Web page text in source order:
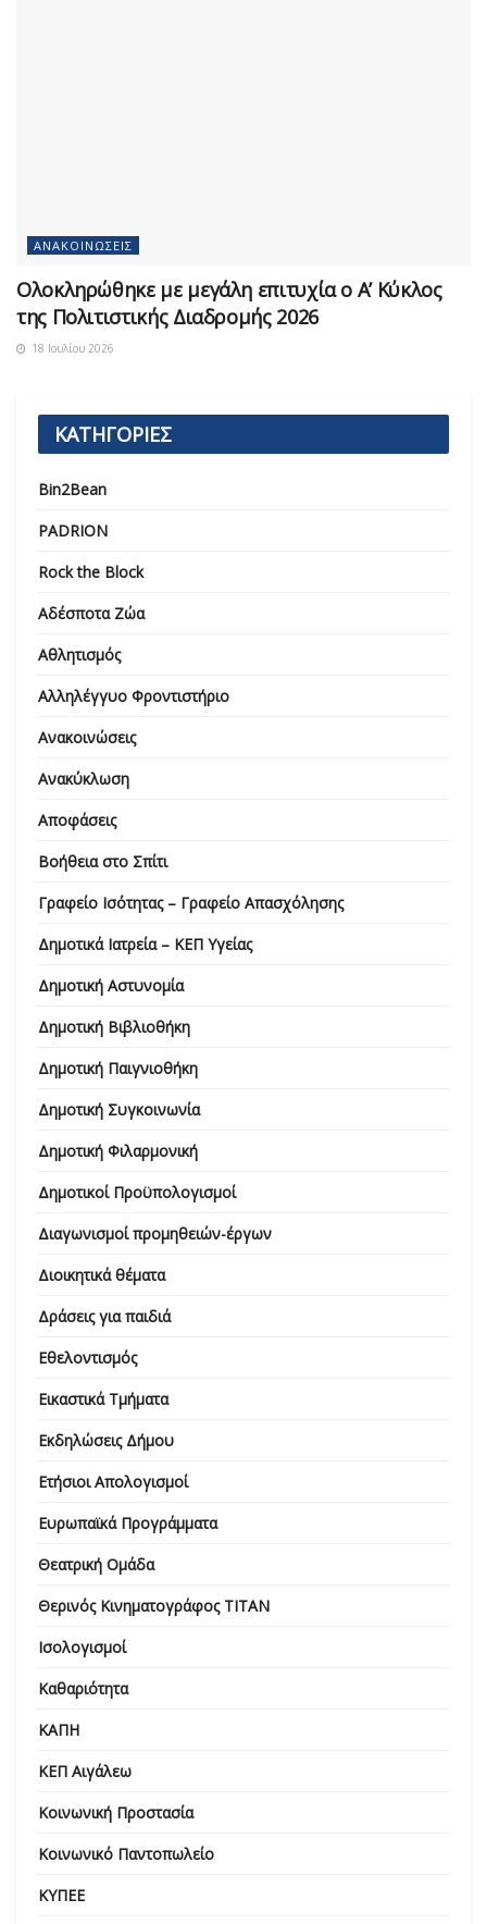
ΑΝΑΚΟΙΝΏΣΕΙΣ
Ολοκληρώθηκε με μεγάλη επιτυχία ο Α’ Κύκλος
της Πολιτιστικής Διαδρομής 2026
18 Ιουλίου 2026
ΚΑΤΗΓΟΡΙΕΣ
Bin2Bean
PADRION
Rock the Block
Αδέσποτα Ζώα
Αθλητισμός
Αλληλέγγυο Φροντιστήριο
Ανακοινώσεις
Ανακύκλωση
Αποφάσεις
Βοήθεια στο Σπίτι
Γραφείο Ισότητας – Γραφείο Απασχόλησης
Δημοτικά Ιατρεία – ΚΕΠ Υγείας
Δημοτική Αστυνομία
Δημοτική Βιβλιοθήκη
Δημοτική Παιγνιοθήκη
Δημοτική Συγκοινωνία
Δημοτική Φιλαρμονική
Δημοτικοί Προϋπολογισμοί
Διαγωνισμοί προμηθειών-έργων
Διοικητικά θέματα
Δράσεις για παιδιά
Εθελοντισμός
Εικαστικά Τμήματα
Εκδηλώσεις Δήμου
Ετήσιοι Απολογισμοί
Ευρωπαϊκά Προγράμματα
Θεατρική Ομάδα
Θερινός Κινηματογράφος ΤΙΤΑΝ
Ισολογισμοί
Καθαριότητα
ΚΑΠΗ
ΚΕΠ Αιγάλεω
Κοινωνική Προστασία
Κοινωνικό Παντοπωλείο
ΚΥΠΕΕ